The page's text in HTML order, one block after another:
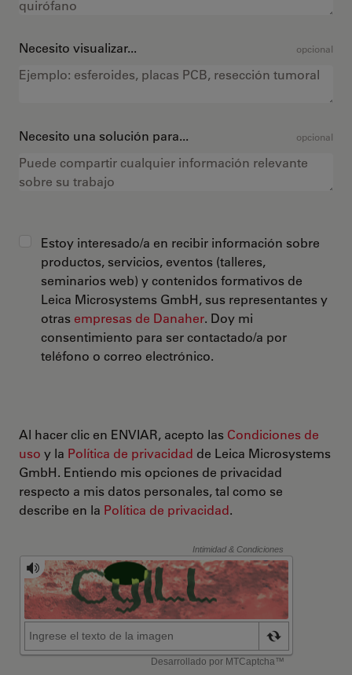
Necesito visualizar... opcional
Necesito una solución para... opcional
Estoy interesado/a en recibir información sobre
productos, servicios, eventos (talleres,
seminarios web) y contenidos formativos de
Leica Microsystems GmbH, sus representantes y
otras empresas de Danaher. Doy mi
consentimiento para ser contactado/a por
teléfono o correo electrónico.
Al hacer clic en ENVIAR, acepto las Condiciones de
uso y la Política de privacidad de Leica Microsystems
GmbH. Entiendo mis opciones de privacidad
respecto a mis datos personales, tal como se
describe en la Política de privacidad.